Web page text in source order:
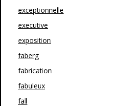
exceptionnelle
executive
exposition
faberg
fabrication
fabuleux
fall